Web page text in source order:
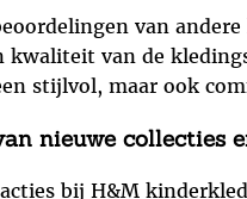
van
kwaliteit van de
stijlvol, maar ook
nieuwe collecties
bij H&M